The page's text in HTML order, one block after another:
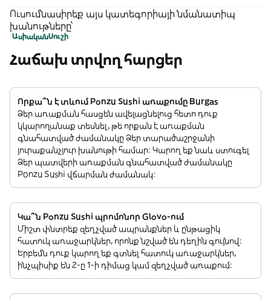
Ուսումնասիրեք այս կատեգորիայի նմանատիպ
խանութները՝
ԱսիականՍուշի
Հաճախ տրվող հարցեր
Որքա՞ն է տևում Ponzu Sushi առաքումը Burgas
Ձեր առաքման հասցեն ավելացնելուց հետո դուք
կկարողանաք տեսնել, թե որքան է առաքման
գնահատված ժամանակը Ձեր տարածաշրջանի
յուրաքանչյուր խանութի համար: Կարող եք նաև ստուգել
Ձեր պատվերի առաքման գնահատված ժամանակը
Ponzu Sushi վճարման ժամանակ:
Կա՞ն Ponzu Sushi պրոմոնոր Glovo-ում
Միշտ փնտրեք զեղչված ապրանքներ և ընթացիկ
հատուկ առաջարկներ, որոնք նշված են դեղին գույնով:
Երբեմն դուք կարող եք գտնել հատուկ առաջարկներ,
ինչպիսիք են 2-ը 1-ի դիմաց կամ զեղչված առաքում: